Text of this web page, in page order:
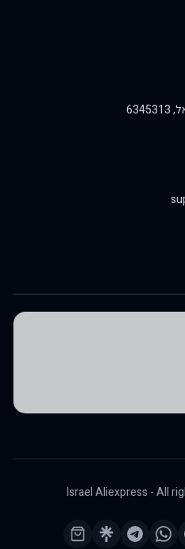
Israel Aliexpress - All